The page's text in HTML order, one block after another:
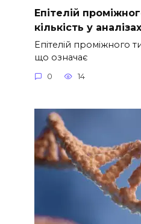
Епітелій
кількість у
Епітелій проміжного
що означає
0 14